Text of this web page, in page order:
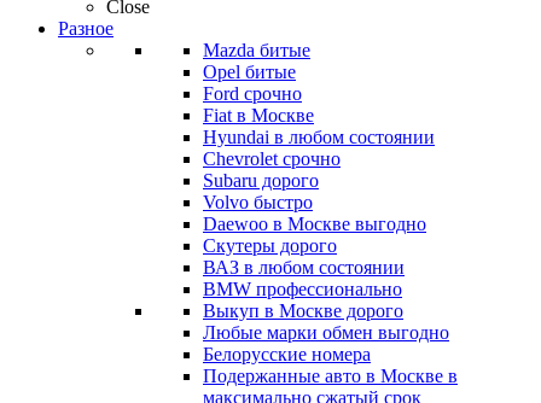
Close
Разное
Mazda битые
Opel битые
Ford срочно
Fiat в Москве
Hyundai в любом состоянии
Chevrolet срочно
Subaru дорого
Volvo быстро
Daewoo в Москве выгодно
Скутеры дорого
ВАЗ в любом состоянии
BMW профессионально
Выкуп в Москве дорого
Любые марки обмен выгодно
Белорусские номера
Подержанные авто в Москве в
максимально сжатый срок